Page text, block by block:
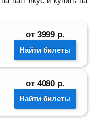
от 3999 р.
Найти билеты
от 4080 р.
Найти билеты